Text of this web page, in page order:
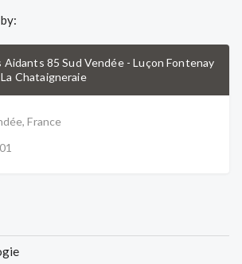
Aidants 85 Sud Vendée-Luçon Fontenay
Chataigneraie
France